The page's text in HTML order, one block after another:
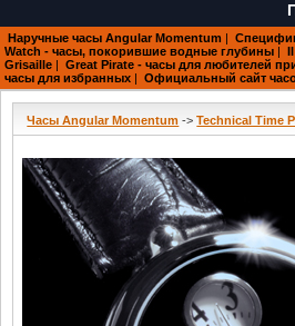
Наручные часы Angular Momentum |
Watch - часы, покорившие водные глубины |
Grisaille | Great Pirate - часы для любителей
часы для избранных | Официальный сайт
Часы Angular Momentum ->Technical Time